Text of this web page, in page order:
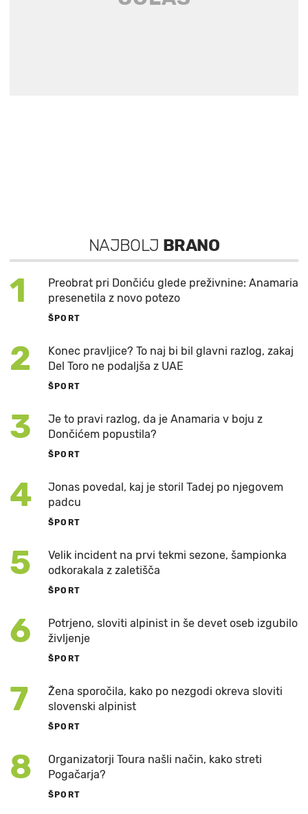
NAJBOLJ BRANO
1
Preobrat pri Dončiću glede preživnine: Anamaria
presenetila z novo potezo
ŠPORT
2
Konec pravljice? To naj bi bil glavni razlog, zakaj
Del Toro ne podaljša z UAE
ŠPORT
3
Je to pravi razlog, da je Anamaria v boju z
Dončićem popustila?
ŠPORT
4
Jonas povedal, kaj je storil Tadej po njegovem
padcu
ŠPORT
5
Velik incident na prvi tekmi sezone, šampionka
odkorakala z zaletišča
ŠPORT
6
Potrjeno, sloviti alpinist in še devet oseb izgubilo
življenje
ŠPORT
7
Žena sporočila, kako po nezgodi okreva sloviti
slovenski alpinist
ŠPORT
8
Organizatorji Toura našli način, kako streti
Pogačarja?
ŠPORT